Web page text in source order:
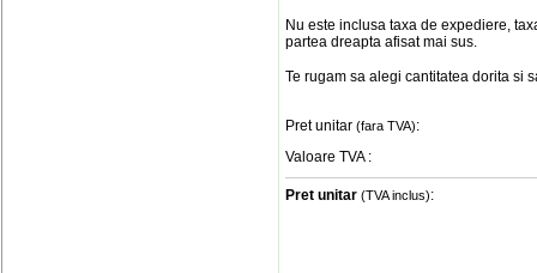
Nu este inclusa taxa de expediere,
partea dreapta afisat mai sus.
Te rugam sa alegi cantitatea dorita si
Pret unitar (fara TVA):
Valoare TVA :
Pret unitar (TVA inclus):